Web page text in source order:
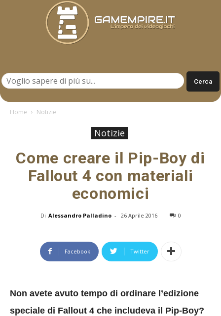
Home Notizie
Notizie
Come creare il Pip-Boy di
Fallout 4 con materiali
economici
Di Alessandro Palladino - 26 Aprile 2016 0
Facebook Twitter
Non avete avuto tempo di ordinare l’edizione
speciale di Fallout 4 che includeva il Pip-Boy?